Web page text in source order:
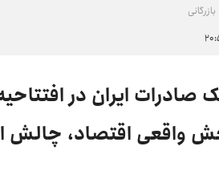
بازرگانی
صادرات ایران در
واقعی اقتصاد،